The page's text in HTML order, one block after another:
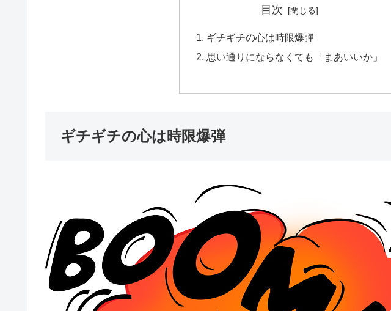
目次
ギチギチの心は時限爆弾
思い通りにならなくても「まあいいか」
ギチギチの心は時限爆弾